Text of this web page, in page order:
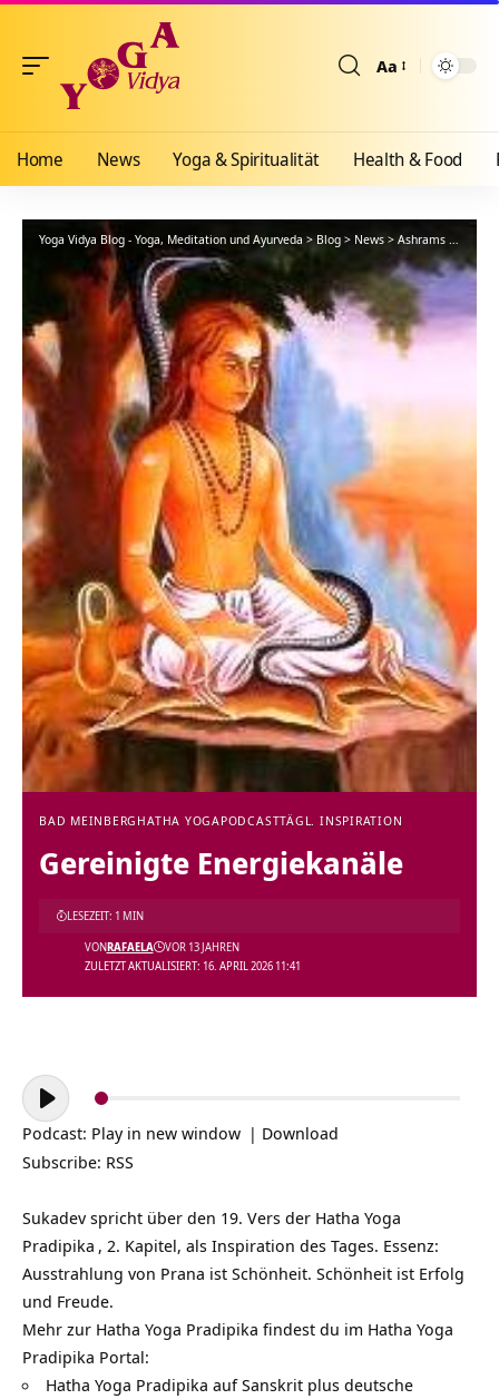
Aa
Home News Yoga & Spiritualität Health & Food
Yoga Vidya Blog - Yoga, Meditation und Ayurveda > Blog > News > Ashrams
BAD MEINBERG HATHA YOGAPODCASTTÄGL. INSPIRATION
Gereinigte Energiekanäle
ZULETZT AKTUALISIERT: 16. APRIL 2026 11:41
VONRAFAELA VOR 13 JAHREN
LESEZEIT: 1 MIN
Audio-
Player
Podcast: Play in new window | Download
Subscribe: RSS
Sukadev spricht über den 19. Vers der Hatha Yoga
Pradipika , 2. Kapitel, als Inspiration des Tages. Essenz:
Ausstrahlung von Prana ist Schönheit. Schönheit ist Erfolg
und Freude.
Mehr zur Hatha Yoga Pradipika findest du im Hatha Yoga
Pradipika Portal:
Hatha Yoga Pradipika auf Sanskrit plus deutsche